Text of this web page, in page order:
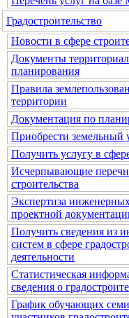
Градостроительство
Новости в сфере
Документы
планирования
Правила
территории
Документация по
Приобрести земельный
Получить услугу в
Исчерпывающие
строительства
Экспертиза
проектной
Получить сведения из
систем в сфере
деятельности
Статистическая
сведения о
График обучающих